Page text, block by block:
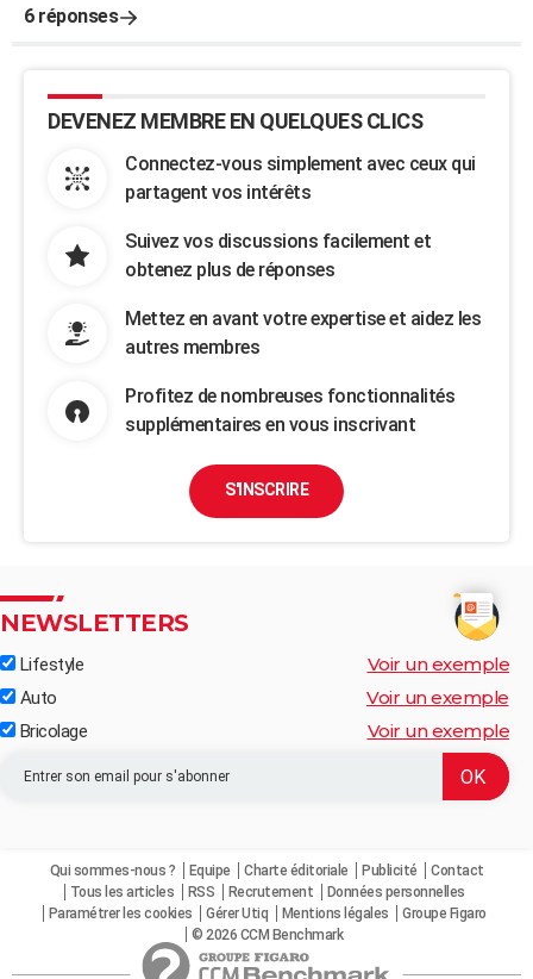
6 réponses
DEVENEZ MEMBRE EN QUELQUES CLICS
Connectez-vous simplement avec ceux qui
partagent vos intérêts
Suivez vos discussions facilement et
obtenez plus de réponses
Mettez en avant votre expertise et aidez les
autres membres
Profitez de nombreuses fonctionnalités
supplémentaires en vous inscrivant
S'INSCRIRE
NEWSLETTERS
Lifestyle Voir un exemple
Auto Voir un exemple
Bricolage Voir un exemple
Qui sommes-nous ? Equipe Charte éditoriale Publicité
Contact
Tous les articles
RSS Recrutement
Données personnelles
Paramétrer les cookies
Gérer Utiq Mentions légales
Groupe Figaro
© 2026 CCM Benchmark